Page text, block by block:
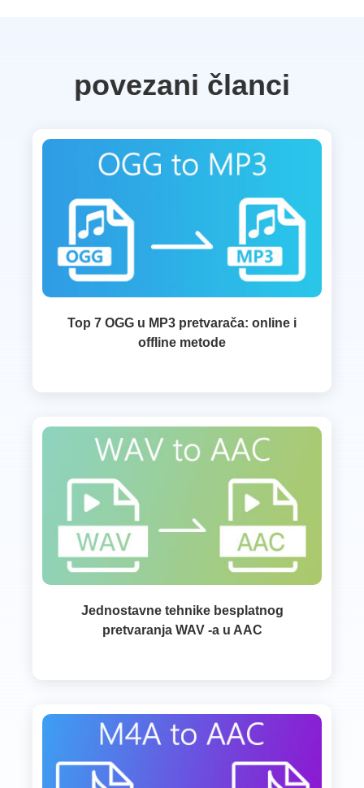
povezani članci
Top 7 OGG u MP3 pretvarača: online i
offline metode
Jednostavne tehnike besplatnog
pretvaranja WAV -a u AAC